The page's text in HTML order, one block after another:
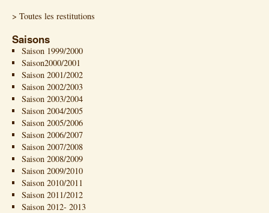
> Toutes les restitutions
Saisons
Saison 1999/2000
Saison2000/2001
Saison 2001/2002
Saison 2002/2003
Saison 2003/2004
Saison 2004/2005
Saison 2005/2006
Saison 2006/2007
Saison 2007/2008
Saison 2008/2009
Saison 2009/2010
Saison 2010/2011
Saison 2011/2012
Saison 2012- 2013